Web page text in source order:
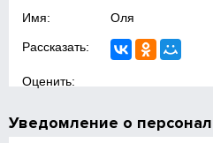
Имя: Оля
Рассказать:
Оценить:
Уведомление о